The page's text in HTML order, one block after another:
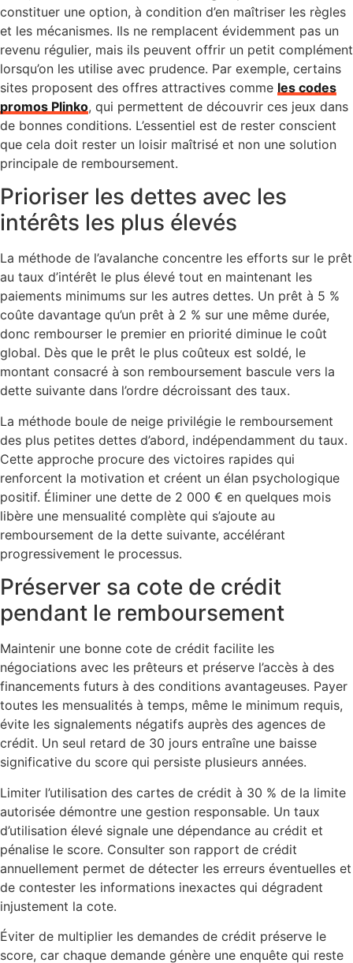
constituer une option, à condition d’en maîtriser les règles
et les mécanismes. Ils ne remplacent évidemment pas un
revenu régulier, mais ils peuvent offrir un petit complément
lorsqu’on les utilise avec prudence. Par exemple, certains
sites proposent des offres attractives comme les codes
promos Plinko, qui permettent de découvrir ces jeux dans
de bonnes conditions. L’essentiel est de rester conscient
que cela doit rester un loisir maîtrisé et non une solution
principale de remboursement.
Prioriser les dettes avec les
intérêts les plus élevés
La méthode de l’avalanche concentre les efforts sur le prêt
au taux d’intérêt le plus élevé tout en maintenant les
paiements minimums sur les autres dettes. Un prêt à 5 %
coûte davantage qu’un prêt à 2 % sur une même durée,
donc rembourser le premier en priorité diminue le coût
global. Dès que le prêt le plus coûteux est soldé, le
montant consacré à son remboursement bascule vers la
dette suivante dans l’ordre décroissant des taux.
La méthode boule de neige privilégie le remboursement
des plus petites dettes d’abord, indépendamment du taux.
Cette approche procure des victoires rapides qui
renforcent la motivation et créent un élan psychologique
positif. Éliminer une dette de 2 000 € en quelques mois
libère une mensualité complète qui s’ajoute au
remboursement de la dette suivante, accélérant
progressivement le processus.
Préserver sa cote de crédit
pendant le remboursement
Maintenir une bonne cote de crédit facilite les
négociations avec les prêteurs et préserve l’accès à des
financements futurs à des conditions avantageuses. Payer
toutes les mensualités à temps, même le minimum requis,
évite les signalements négatifs auprès des agences de
crédit. Un seul retard de 30 jours entraîne une baisse
significative du score qui persiste plusieurs années.
Limiter l’utilisation des cartes de crédit à 30 % de la limite
autorisée démontre une gestion responsable. Un taux
d’utilisation élevé signale une dépendance au crédit et
pénalise le score. Consulter son rapport de crédit
annuellement permet de détecter les erreurs éventuelles et
de contester les informations inexactes qui dégradent
injustement la cote.
Éviter de multiplier les demandes de crédit préserve le
score, car chaque demande génère une enquête qui reste